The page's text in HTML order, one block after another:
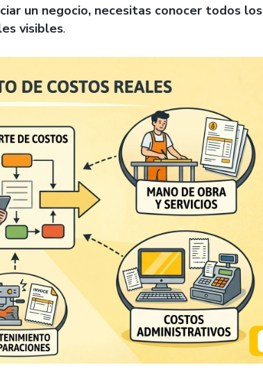
un negocio, necesitas conocer todos los
visibles.